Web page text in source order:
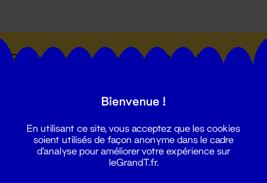
Suivez toutes les actualités du
Bienvenue !
En utilisant ce site, vous acceptez que les cookies
soient utilisés de façon anonyme dans le cadre
d'analyse pour améliorer votre expérience sur
leGrandT.fr.